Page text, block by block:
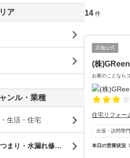
14 件
店舗公式
(株
お家のことなら
住宅リフォー
出張・訪問専門
本日の営業状況
ア
ンル・業種
生活・住宅
つまり・水漏れ修理・蛇口修理